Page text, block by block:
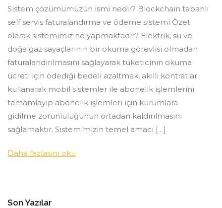
Sistem çözümümüzün ismi nedir? Blockchain tabanlı
self servis faturalandırma ve ödeme sistemi Özet
olarak sistemimiz ne yapmaktadır? Elektrik, su ve
doğalgaz sayaçlarının bir okuma görevlisi olmadan
faturalandırılmasını sağlayarak tüketicinin okuma
ücreti için ödediği bedeli azaltmak, akıllı kontratlar
kullanarak mobil sistemler ile abonelik işlemlerini
tamamlayıp abonelik işlemleri için kurumlara
gidilme zorunluluğunun ortadan kaldırılmasını
sağlamaktır. Sistemimizin temel amacı […]
Daha fazlasını oku
Son Yazılar